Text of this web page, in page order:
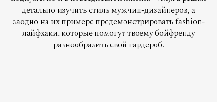
детально изучить стиль мужчин-дизайнеров, а
заодно на их примере продемонстрировать fashion-
лайфхаки, которые помогут твоему бойфренду
разнообразить свой гардероб.